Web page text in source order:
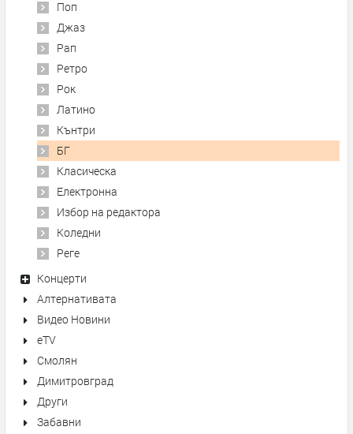
Поп
Джаз
Рап
Ретро
Рок
Латино
Кънтри
БГ
Класическа
Електронна
Избор на редактора
Коледни
Реге
Концерти
Алтернативата
Видео Новини
eTV
Смолян
Димитровград
Други
Забавни